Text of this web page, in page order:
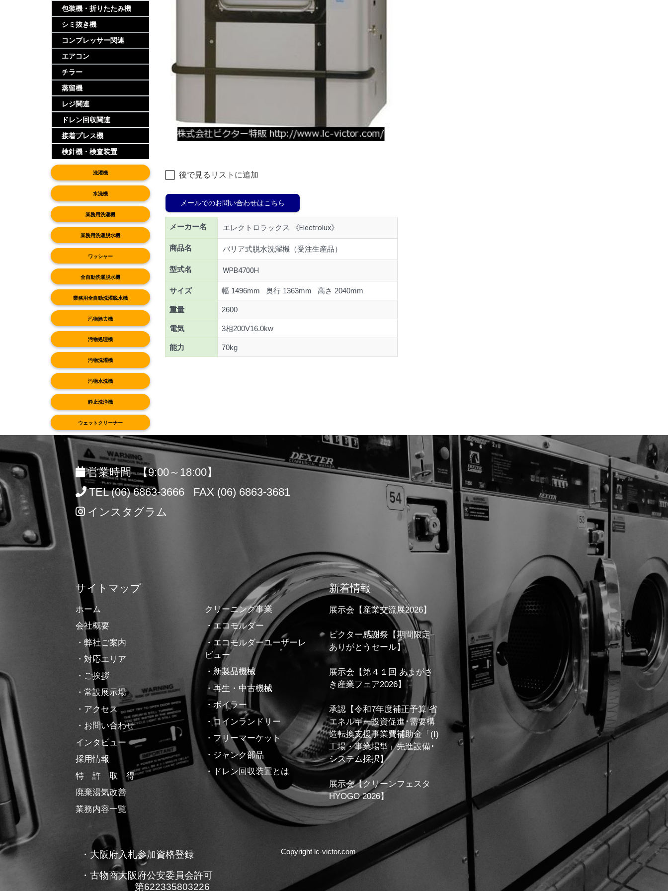
包装機・折りたたみ機
シミ抜き機
コンプレッサー関連
エアコン
チラー
蒸留機
レジ関連
ドレン回収関連
接着プレス機
検針機・検査装置
洗濯機
水洗機
業務用洗濯機
業務用洗濯脱水機
ワッシャー
全自動洗濯脱水機
業務用全自動洗濯脱水機
汚物除去機
汚物処理機
汚物洗濯機
汚物水洗機
静止洗浄機
ウェットクリーナー
後で見るリストに追加
メールでのお問い合わせはこちら
メーカー名 エレクトロラックス 《Electrolux》
商品名 バリア式脱水洗濯機（受注生産品）
型式名 WPB4700H
サイズ 幅 1496mm 奥行 1363mm 高さ 2040mm
重量 2600
電気 3相200V16.0kw
能力 70kg
営業時間 【9:00～18:00】
TEL (06) 6863-3666 FAX (06) 6863-3681
インスタグラム
サイトマップ
ホーム
会社概要
・弊社ご案内
・対応エリア
・ご挨拶
・常設展示場
・アクセス
・お問い合わせ
インタビュー
採用情報
特 許 取 得
廃棄湯気改善
業務内容一覧
クリーニング事業
・エコモルダー
・エコモルダーユーザーレ
ビュー
・新製品機械
・再生・中古機械
・ボイラー
・コインランドリー
・フリーマーケット
・ジャンク部品
・ドレン回収装置とは
新着情報
展示会【産業交流展2026】
ビクター感謝祭【期間限定
ありがとうセール】
展示会【第４１回 あまがさ
き産業フェア2026】
承認【令和7年度補正予算 省
エネルギー投資促進･需要構
造転換支援事業費補助金「(I)
工場・事業場型」先進設備･
システム採択】
展示会【クリーンフェスタ
HYOGO 2026】
・大阪府入札参加資格登録
・古物商大阪府公安委員会許可
第622335803226
Copyright lc-victor.com